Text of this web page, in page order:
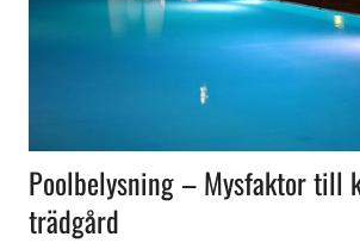
Poolbelysning – Mysfaktor till
trädgård